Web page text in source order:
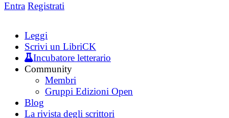
Entra Registrati
Leggi
Scrivi un LibriCK
Incubatore letterario
Community
Membri
Gruppi Edizioni Open
Blog
La rivista degli scrittori